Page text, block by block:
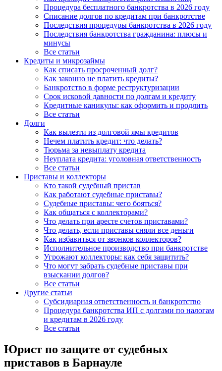
Процедура бесплатного банкротства в 2026 году
Списание долгов по кредитам при банкротстве
Последствия процедуры банкротства в 2026 году
Последствия банкротства гражданина: плюсы и
минусы
Все статьи
Кредиты и микрозаймы
Как списать просроченный долг?
Как законно не платить кредиты?
Банкротство в форме реструктуризации
Срок исковой давности по долгам и кредиту
Кредитные каникулы: как оформить и продлить
Все статьи
Долги
Как вылезти из долговой ямы кредитов
Нечем платить кредит: что делать?
Тюрьма за невыплату кредита
Неуплата кредита: уголовная ответственность
Все статьи
Приставы и коллекторы
Кто такой судебный пристав
Как работают судебные приставы?
Судебные приставы: чего бояться?
Как общаться с коллекторами?
Что делать при аресте счетов приставами?
Что делать, если приставы сняли все деньги
Как избавиться от звонков коллекторов?
Исполнительное производство при банкротстве
Угрожают коллекторы: как себя защитить?
Что могут забрать судебные приставы при
взыскании долгов?
Все статьи
Другие статьи
Субсидиарная ответственность и банкротство
Процедура банкротства ИП с долгами по налогам
и кредитам в 2026 году
Все статьи
Юрист по защите от судебных
приставов в Барнауле